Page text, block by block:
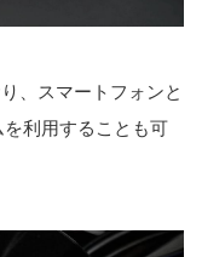
、スマートフォンと
利用することも可